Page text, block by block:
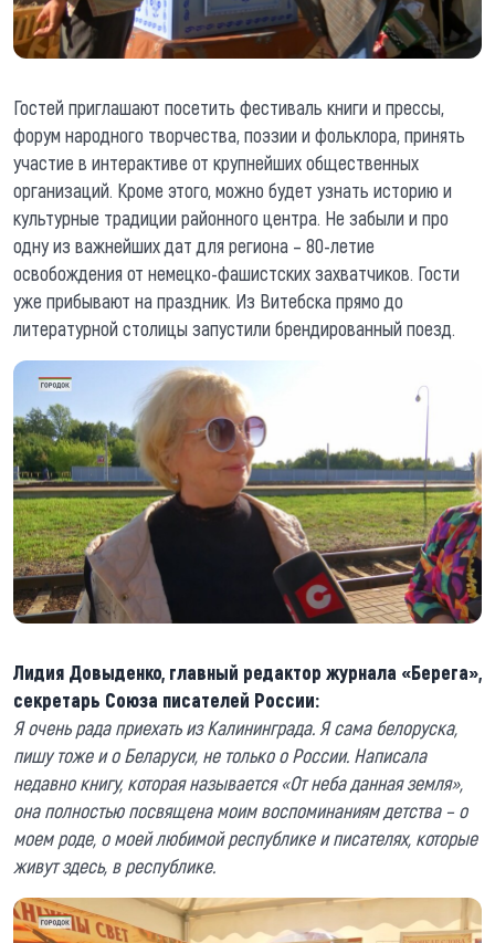
Гостей приглашают посетить фестиваль книги и прессы,
форум народного творчества, поэзии и фольклора, принять
участие в интерактиве от крупнейших общественных
организаций. Кроме этого, можно будет узнать историю и
культурные традиции районного центра. Не забыли и про
одну из важнейших дат для региона – 80-летие
освобождения от немецко-фашистских захватчиков. Гости
уже прибывают на праздник. Из Витебска прямо до
литературной столицы запустили брендированный поезд.
Лидия Довыденко, главный редактор журнала «Берега»,
секретарь Союза писателей России:
Я очень рада приехать из Калининграда. Я сама белоруска,
пишу тоже и о Беларуси, не только о России. Написала
недавно книгу, которая называется «От неба данная земля»,
она полностью посвящена моим воспоминаниям детства – о
моем роде, о моей любимой республике и писателях, которые
живут здесь, в республике.